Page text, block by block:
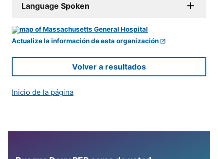
Language Spoken
Actualize la información de esta organización
Volver a resultados
Inicio de la página